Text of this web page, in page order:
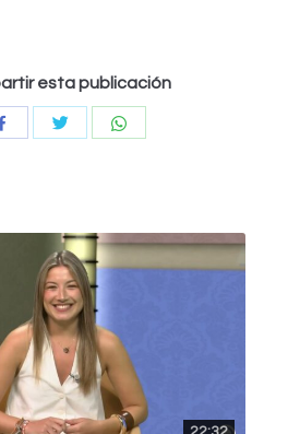
esta publicación
CompartirCompartir